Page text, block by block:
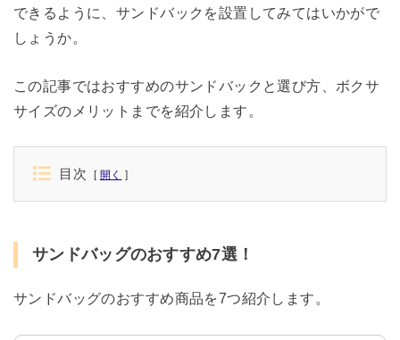
できるように、サンドバックを設置してみてはいかがで
しょうか。
この記事ではおすすめのサンドバックと選び方、ボクサ
サイズのメリットまでを紹介します。
目次 開く
サンドバッグのおすすめ7選！
サンドバッグのおすすめ商品を7つ紹介します。